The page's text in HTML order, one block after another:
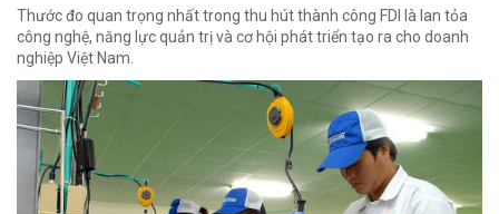
Thước đo quan trọng nhất trong thu hút thành công FDI là lan tỏa
công nghệ, năng lực quản trị và cơ hội phát triển tạo ra cho doanh
nghiệp Việt Nam.